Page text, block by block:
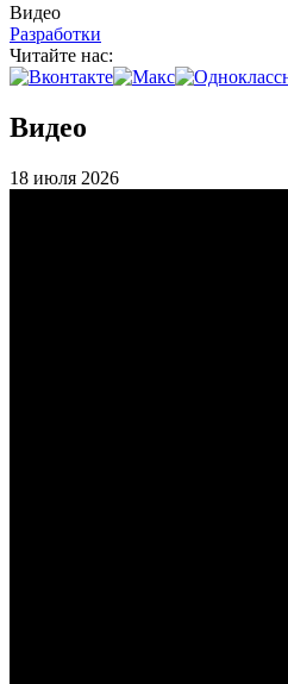
Видео
Разработки
Читайте нас:
Видео
18 июля 2026